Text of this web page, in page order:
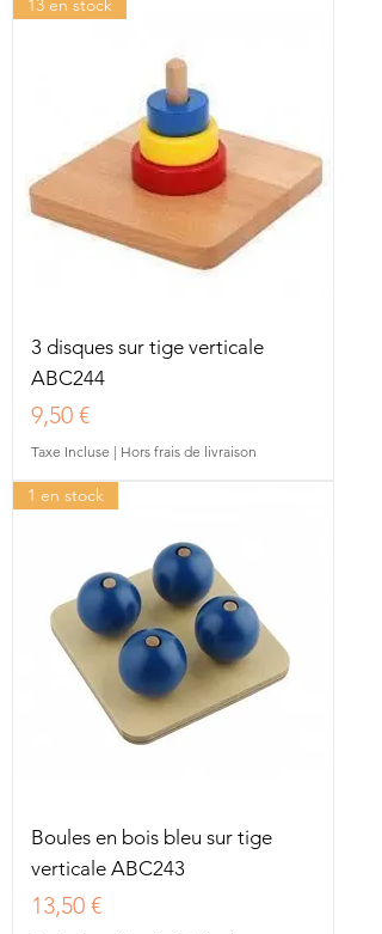
13 en stock
3 disques sur tige verticale
ABC244
Prix
9,50 €
Taxe Incluse | Hors frais de livraison
1 en stock
Boules en bois bleu sur tige
verticale ABC243
Prix
13,50 €